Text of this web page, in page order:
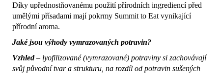
Díky upřednostňovanému použití přírodních ingrediencí před
umělými přísadami mají pokrmy Summit to Eat vynikající
přírodní aroma.
Jaké jsou výhody vymrazovaných potravin?
Vzhled– lyofilizované (vymrazované) potraviny si zachovávají
svůj původní tvar a strukturu, na rozdíl od potravin sušených